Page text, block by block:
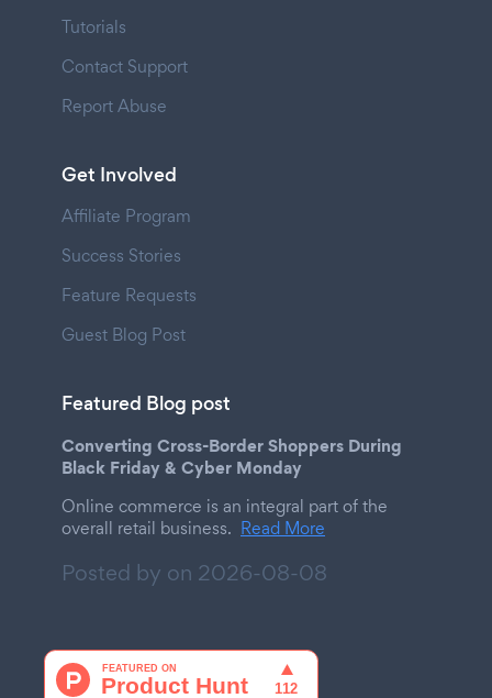
Tutorials
Contact Support
Report Abuse
Get Involved
Affiliate Program
Success Stories
Feature Requests
Guest Blog Post
Featured Blog post
Converting Cross-Border Shoppers During
Black Friday & Cyber Monday
Online commerce is an integral part of the
overall retail business. Read More
Posted by on 2026-08-08